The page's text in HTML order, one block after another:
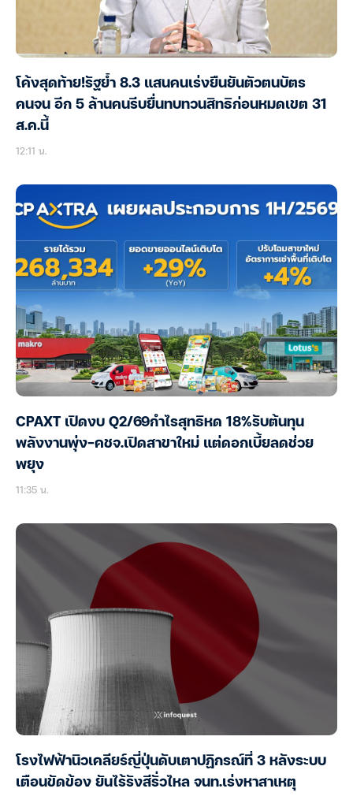
โค้งสุดท้าย!รัฐย้ำ 8.3 แสนคนเร่งยืนยันตัวตนบัตร
คนจน อีก 5 ล้านคนรีบยื่นทบทวนสิทธิก่อนหมดเขต 31
ส.ค.นี้
12:11 น.
CPAXT เปิดงบ Q2/69กำไรสุทธิหด 18%รับต้นทุน
พลังงานพุ่ง-คชจ.เปิดสาขาใหม่ แต่ดอกเบี้ยลดช่วย
พยุง
11:35 น.
โรงไฟฟ้านิวเคลียร์ญี่ปุ่นดับเตาปฏิกรณ์ที่ 3 หลังระบบ
เตือนขัดข้อง ยันไร้รังสีรั่วไหล จนท.เร่งหาสาเหตุ